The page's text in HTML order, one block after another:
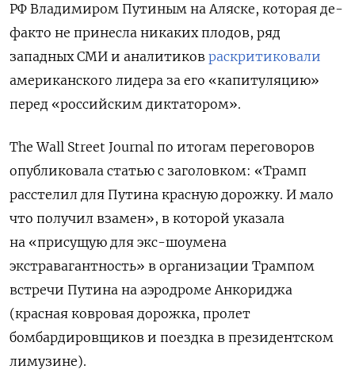
РФ Владимиром Путиным на Аляске, которая де-
факто не принесла никаких плодов, ряд
западных СМИ и аналитиков раскритиковали
американского лидера за его «капитуляцию»
перед «российским диктатором».
The Wall Street Journal по итогам переговоров
опубликовала статью с заголовком: «Трамп
расстелил для Путина красную дорожку. И мало
что получил взамен», в которой указала
на «присущую для экс-шоумена
экстравагантность» в организации Трампом
встречи Путина на аэродроме Анкориджа
(красная ковровая дорожка, пролет
бомбардировщиков и поездка в президентском
лимузине).